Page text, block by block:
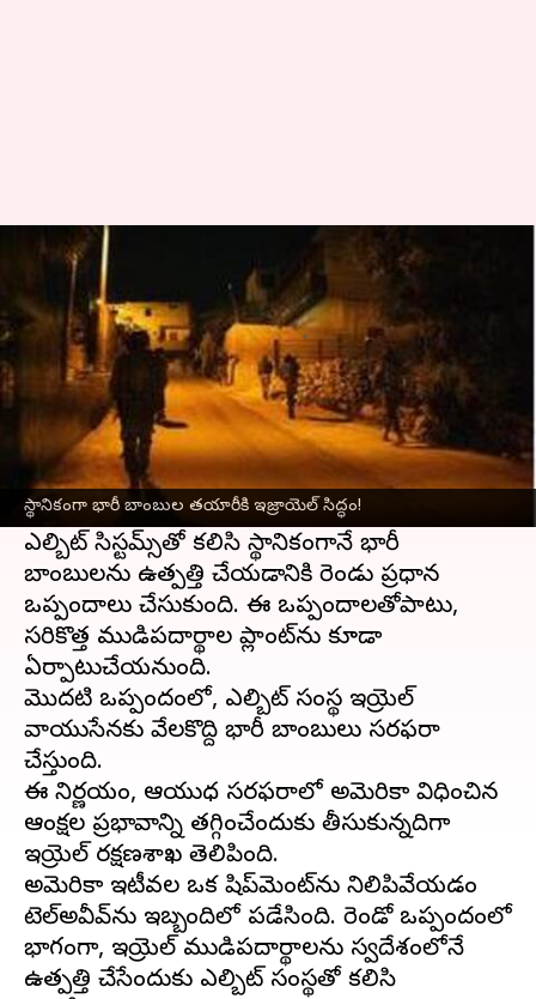
స్థానికంగా భారీ బాంబుల తయారీకి ఇజ్రాయెల్‌ సిద్ధం!
Israel: స్థానికంగా భారీ బాంబుల
తయారీకి ఇజ్రాయెల్‌ సిద్ధం!
Jayachandra Akuri Jan 07, 2025 04:50 pm
ఈ వార్తాకథనం ఏంటి
ఇజ్రాయెల్‌ఆయుధ సరఫరాలో అమెరికాపై
ఆధారపడటాన్ని తగ్గించుకోవడంలో కీలకమైన
అడుగులు వేస్తోంది.
ఎల్బిట్‌ సిస్టమ్స్‌తో కలిసి స్థానికంగానే భారీ
బాంబులను ఉత్పత్తి చేయడానికి రెండు ప్రధాన
ఒప్పందాలు చేసుకుంది. ఈ ఒప్పందాలతోపాటు,
సరికొత్త ముడిపదార్థాల ప్లాంట్‌ను కూడా
ఏర్పాటుచేయనుంది.
మొదటి ఒప్పందంలో, ఎల్బిట్‌ సంస్థ ఇజ్రాయెల్‌
వాయుసేనకు వేలకొద్ది భారీ బాంబులు సరఫరా
చేస్తుంది.
ఈ నిర్ణయం, ఆయుధ సరఫరాలో అమెరికా విధించిన
ఆంక్షల ప్రభావాన్ని తగ్గించేందుకు తీసుకున్నదిగా
ఇజ్రాయెల్‌ రక్షణశాఖ తెలిపింది.
అమెరికా ఇటీవల ఒక షిప్‌మెంట్‌ను నిలిపివేయడం
టెల్‌అవీవ్‌ను ఇబ్బందిలో పడేసింది. రెండో ఒప్పందంలో
భాగంగా, ఇజ్రాయెల్‌ ముడిపదార్థాలను స్వదేశంలోనే
ఉత్పత్తి చేసేందుకు ఎల్బిట్‌ సంస్థతో కలిసి